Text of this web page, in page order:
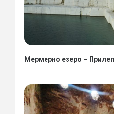
Мермерно езеро – Прилеп